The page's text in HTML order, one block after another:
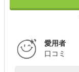
愛用者
口コミ